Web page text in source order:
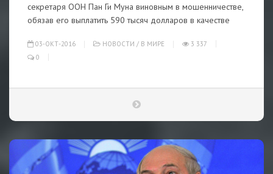
секретаря ООН Пан Ги Муна виновным в мошенничестве,
обязав его выплатить 590 тысяч долларов в качестве
03-ОКТ-2016 НОВОСТИ / В МИРЕ
3 337
0